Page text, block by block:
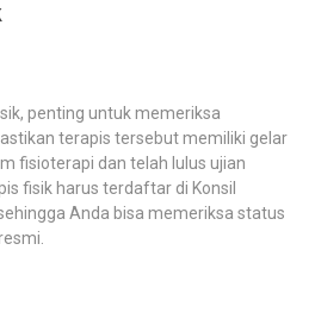
penting untuk memeriksa
terapis tersebut memiliki gelar
fisioterapi dan telah lulus ujian
fisik harus terdaftar di Konsil
Anda bisa memeriksa status